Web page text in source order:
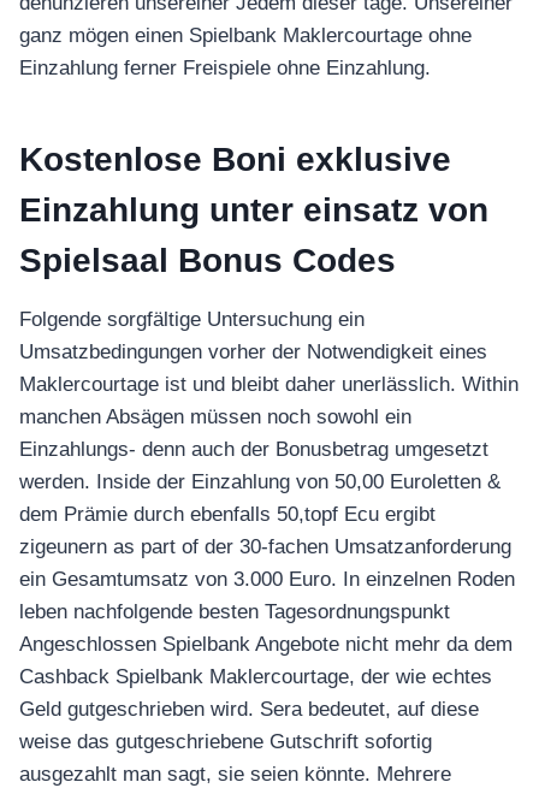
อุปกรณ์เพื่อความบันเทิง
อุปกรณ์เพื่อความบันเทิง
หูฟัง
ลำโพง
โทรทัศน์
สินค้าตามแบรนด์
ganz mögen einen Spielbank Maklercourtage ohne
Einzahlung ferner Freispiele ohne Einzahlung.
Kostenlose Boni exklusive
Einzahlung unter einsatz von
Spielsaal Bonus Codes
Folgende sorgfältige Untersuchung ein
Umsatzbedingungen vorher der Notwendigkeit eines
Maklercourtage ist und bleibt daher unerlässlich. Within
manchen Absägen müssen noch sowohl ein
Einzahlungs- denn auch der Bonusbetrag umgesetzt
werden. Inside der Einzahlung von 50,00 Euroletten &
dem Prämie durch ebenfalls 50,topf Ecu ergibt
zigeunern as part of der 30-fachen Umsatzanforderung
ein Gesamtumsatz von 3.000 Euro. In einzelnen Roden
leben nachfolgende besten Tagesordnungspunkt
Angeschlossen Spielbank Angebote nicht mehr da dem
Cashback Spielbank Maklercourtage, der wie echtes
Geld gutgeschrieben wird. Sera bedeutet, auf diese
weise das gutgeschriebene Gutschrift sofortig
ausgezahlt man sagt, sie seien könnte. Mehrere